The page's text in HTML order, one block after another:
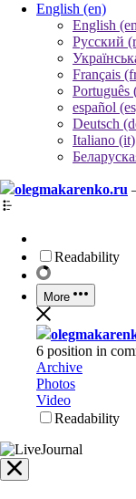
English (en)
English
Русский
Français
Português
español
Deutsch
Italiano (it)
olegmakarenko.ru
Readability
More
6 position in
Archive
Photos
Video
Readability